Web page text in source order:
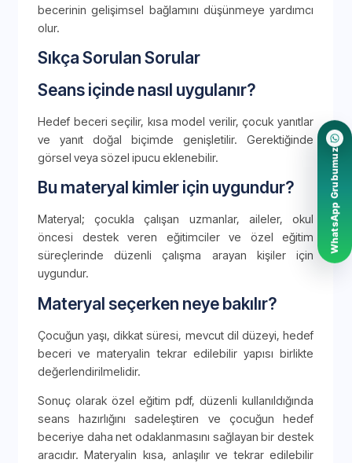
becerinin gelişimsel bağlamını düşünmeye yardımcı
olur.
Sıkça Sorulan Sorular
Seans içinde nasıl uygulanır?
Hedef beceri seçilir, kısa model verilir, çocuk yanıtlar
ve yanıt doğal biçimde genişletilir. Gerektiğinde
görsel veya sözel ipucu eklenebilir.
Bu materyal kimler için uygundur?
Materyal; çocukla çalışan uzmanlar, aileler, okul
öncesi destek veren eğitimciler ve özel eğitim
süreçlerinde düzenli çalışma arayan kişiler için
uygundur.
Materyal seçerken neye bakılır?
Çocuğun yaşı, dikkat süresi, mevcut dil düzeyi, hedef
beceri ve materyalin tekrar edilebilir yapısı birlikte
değerlendirilmelidir.
Sonuç olarak özel eğitim pdf, düzenli kullanıldığında
seans hazırlığını sadeleştiren ve çocuğun hedef
beceriye daha net odaklanmasını sağlayan bir destek
aracıdır. Materyalin kısa, anlaşılır ve tekrar edilebilir
WhatsApp Grubumuz